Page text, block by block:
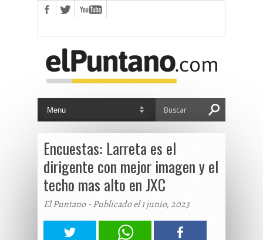
Encuestas: Larreta es el
dirigente con mejor imagen y el
techo mas alto en JXC
El Puntano - Publicado el 1 junio, 2023